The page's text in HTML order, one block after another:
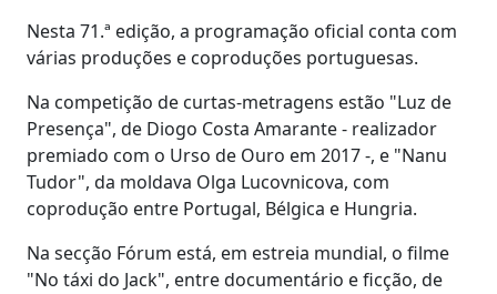
Nesta 71.ª edição, a programação oficial conta com
várias produções e coproduções portuguesas.
Na competição de curtas-metragens estão "Luz de
Presença", de Diogo Costa Amarante - realizador
premiado com o Urso de Ouro em 2017 -, e "Nanu
Tudor", da moldava Olga Lucovnicova, com
coprodução entre Portugal, Bélgica e Hungria.
Na secção Fórum está, em estreia mundial, o filme
"No táxi do Jack", entre documentário e ficção, de